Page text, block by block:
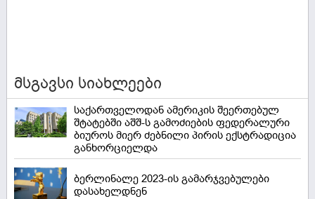
მსგავსი სიახლეები
საქართველოდან ამერიკის შეერთებულ
შტატებში აშშ-ს გამოძიების ფედერალური
ბიუროს მიერ ძებნილი პირის ექსტრადიცია
განხორციელდა
ბერლინალე 2023-ის გამარჯვებულები
დასახელდნენ